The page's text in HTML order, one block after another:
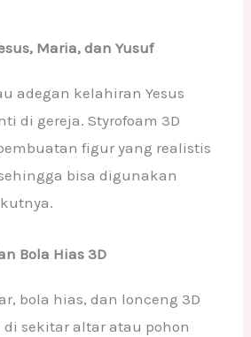
Maria, dan Yusuf
adegan kelahiran Yesus
di gereja. Styrofoam 3D
figur yang realistis
bisa digunakan
Bola Hias 3D
bola hias, dan lonceng 3D
sekitar altar atau pohon